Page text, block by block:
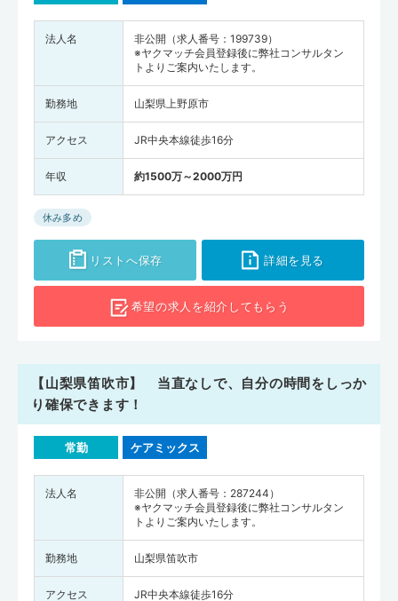
法人名
非公開（求人番号：199739）
※ヤクマッチ会員登録後に弊社コンサルタン
トよりご案内いたします。
勤務地 山梨県上野原市
アクセス JR中央本線徒歩16分
年収 約1500万～2000万円
休み多め
リストへ保存 詳細を見る
希望の求人を紹介してもらう
【山梨県笛吹市】 当直なしで、自分の時間をしっか
り確保できます！
常勤 ケアミックス
法人名
非公開（求人番号：287244）
※ヤクマッチ会員登録後に弊社コンサルタン
トよりご案内いたします。
勤務地 山梨県笛吹市
アクセス JR中央本線徒歩16分